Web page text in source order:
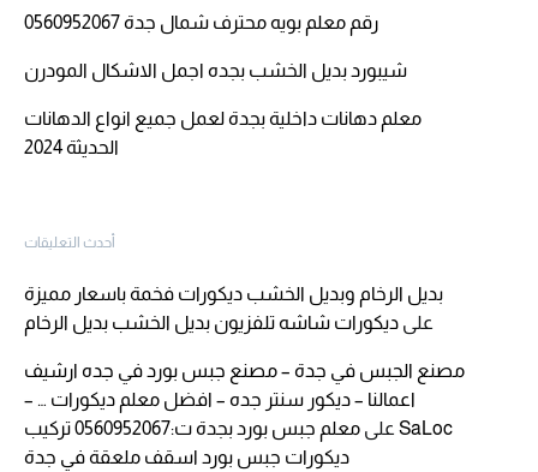
رقم معلم بويه محترف شمال جدة 0560952067
شيبورد بديل الخشب بجده اجمل الاشكال المودرن
معلم دهانات داخلية بجدة لعمل جميع انواع الدهانات
الحديثة 2024
أحدث التعليقات
بديل الرخام وبديل الخشب ديكورات فخمة باسعار مميزة
على ديكورات شاشه تلفزيون بديل الخشب بديل الرخام
مصنع الجبس في جدة – مصنع جبس بورد في جده ارشيف
اعمالنا – ديكور سنتر جده – افضل معلم ديكورات … –
SaLoc على
معلم جبس بورد بجدة ت:0560952067 تركيب
ديكورات جبس بورد اسقف ملعقة في جدة